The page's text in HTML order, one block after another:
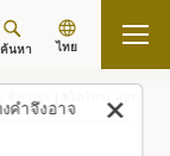
คำจึงอาจ
ค้นหา ไทย